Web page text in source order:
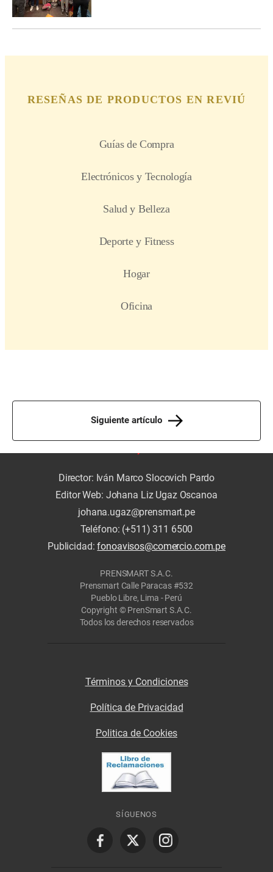
Siguiente artículo
Director: Iván Marco Slocovich Pardo
Editor Web: Johana Liz Ugaz Oscanoa
johana.ugaz@prensmart.pe
Teléfono: (+511) 311 6500
Publicidad:fonoavisos@comercio.com.pe
PRENSMART S.A.C.
Prensmart Calle Paracas #532
Pueblo Libre, Lima - Perú
Copyright © PrenSmart S.A.C.
Todos los derechos reservados
Términos y Condiciones
Política de Privacidad
Politica de Cookies
SÍGUENOS